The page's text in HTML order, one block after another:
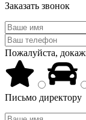
Заказать звонок
Пожалуйста,
Письмо директору